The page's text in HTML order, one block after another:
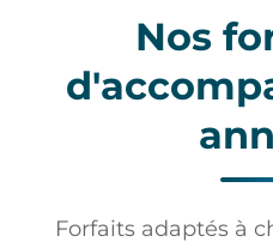
Nos
Forfaits adaptés à